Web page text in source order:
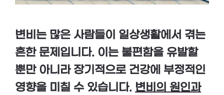
변비는 많은 사람들이 일상생활에서 겪는
흔한 문제입니다. 이는 불편함을 유발할
뿐만 아니라 장기적으로 건강에 부정적인
영향을 미칠 수 있습니다. 변비의 원인과